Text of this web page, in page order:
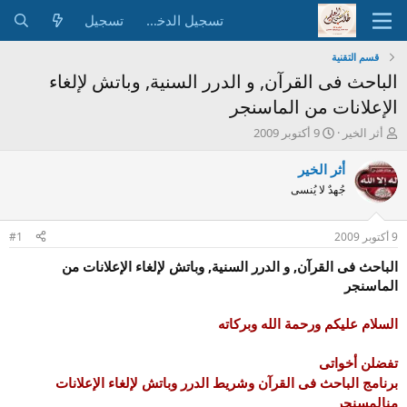
تسجيل الدخول تسجيل
قسم التقنية
الباحث فى القرآن, و الدرر السنية, وباتش لإلغاء
الإعلانات من الماسنجر
ب
د
ئ
ا
م
و
ض
و
ع
أثر الخير
ت
ر
خ
ب
د
ء
9 أكتوبر 2009
أثر الخير
جُهدٌ لا يُنسى
9 أكتوبر 2009 #1
الباحث فى القرآن, و الدرر السنية, وباتش لإلغاء الإعلانات من
الماسنجر
السلام عليكم ورحمة الله وبركاته
تفضلن أخواتى
برنامج الباحث فى القرآن وشريط الدرر وباتش لإلغاء الإعلانات
منالمسنجر